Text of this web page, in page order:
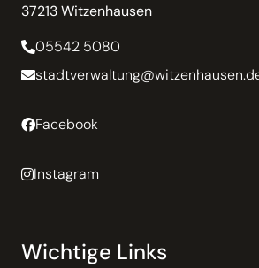
37213 Witzenhausen
05542 5080
Facebook
Instagram
Wichtige Links